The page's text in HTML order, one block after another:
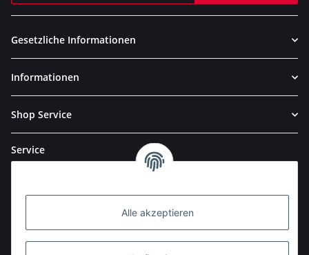
Alle akzeptieren
Gesetzliche Informationen
Informationen
Shop Service
Service